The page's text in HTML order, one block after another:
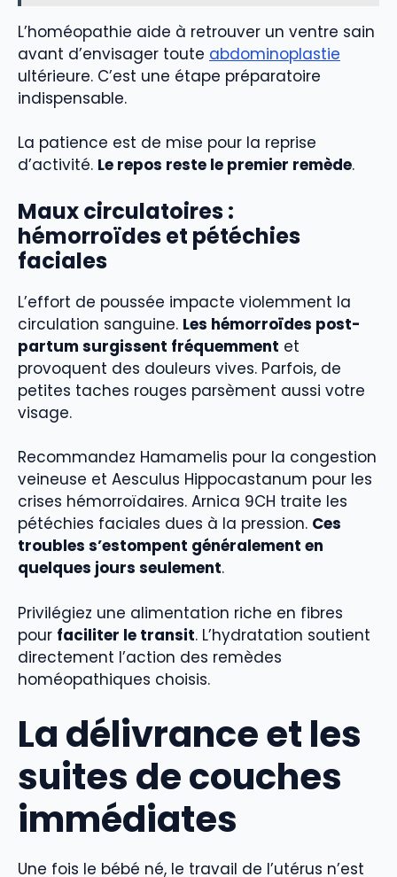
L’homéopathie aide à retrouver un ventre sain
avant d’envisager toute abdominoplastie
ultérieure. C’est une étape préparatoire
indispensable.
La patience est de mise pour la reprise
d’activité. Le repos reste le premier remède.
Maux circulatoires :
hémorroïdes et pétéchies
faciales
L’effort de poussée impacte violemment la
circulation sanguine. Les hémorroïdes post-
partum surgissent fréquemment et
provoquent des douleurs vives. Parfois, de
petites taches rouges parsèment aussi votre
visage.
Recommandez Hamamelis pour la congestion
veineuse et Aesculus Hippocastanum pour les
crises hémorroïdaires. Arnica 9CH traite les
pétéchies faciales dues à la pression. Ces
troubles s’estompent généralement en
quelques jours seulement.
Privilégiez une alimentation riche en fibres
pour faciliter le transit. L’hydratation soutient
directement l’action des remèdes
homéopathiques choisis.
La délivrance et les
suites de couches
immédiates
Une fois le bébé né, le travail de l’utérus n’est